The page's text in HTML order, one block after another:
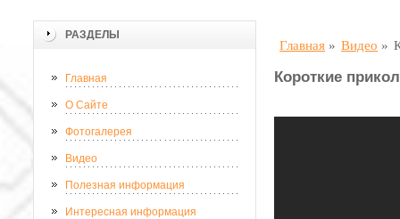
РАЗДЕЛЫ
Главная
О Сайте
Фотогалерея
Видео
Полезная информация
Интересная информация
Главная » Видео »
Короткие